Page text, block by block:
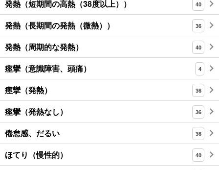
発熱（短期間の高熱（38度以上）） 40
発熱（長期間の発熱（微熱）） 36
発熱（周期的な発熱） 40
痙攣（意識障害、頭痛） 4
痙攣（発熱） 36
痙攣（発熱なし） 36
倦怠感、だるい 36
ほてり（慢性的） 40